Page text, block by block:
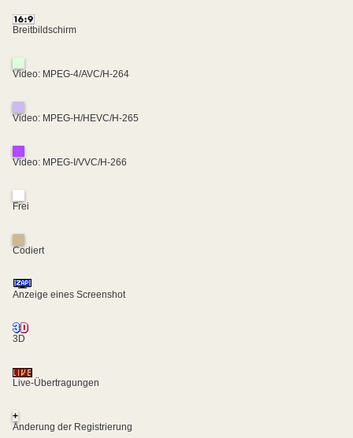
Breitbildschirm
Video: MPEG-4/AVC/H-264
Video: MPEG-H/HEVC/H-265
Video: MPEG-I/VVC/H-266
Frei
Codiert
Anzeige eines Screenshot
3D
Live-Übertragungen
+
Änderung der Registrierung